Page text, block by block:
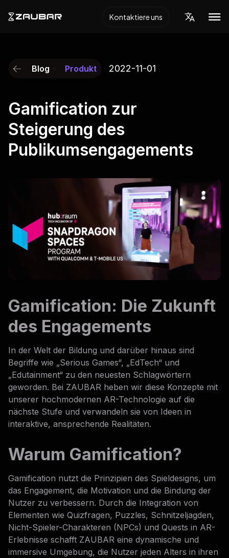
Kontaktiere uns
Blog Produkt 2022-11-01
Gamification zur
Steigerung des
Publikumsengagements
Gamification: Die Zukunft
des Engagements
In der Welt der Bildung und darüber hinaus sind
Begriffe wie „Serious Games“, „EdTech“ und
„Edutainment“ zu den neuesten Schlagwörtern
geworden. Bei ZAUBAR heben wir diese Konzepte mit
unserer hochmodernen AR-Technologie auf die
nächste Stufe und verwandeln sie von Ideen in
interaktive, ansprechende Realitäten.
Warum Gamification?
Gamification nutzt die Prinzipien des Spieldesigns, um
das Engagement, die Motivation und die Bindung der
Nutzer zu verbessern. Durch die Integration von
Elementen wie Quizfragen, Puzzles, Schnitzeljagden,
Nicht-Spieler-Charakteren (NPCs) und Quests in AR-
Erlebnisse schafft ZAUBAR eine dynamische und
immersive Umgebung, die Nutzer jeden Alters in ihren